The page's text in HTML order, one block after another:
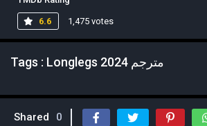
6.6 1,475 votes
Tags : Longlegs 2024 مترجم
Shared 0